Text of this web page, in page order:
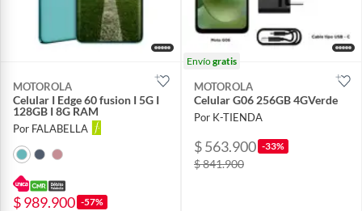
MOTOROLA
Celular I Edge 60 fusion I 5G I
128GB I 8G RAM
Por FALABELLA
$ 989.900 -57%
Envíogratis
MOTOROLA
Celular G06 256GB 4GVerde
Por K-TIENDA
$ 563.900 -33%
$ 841.900